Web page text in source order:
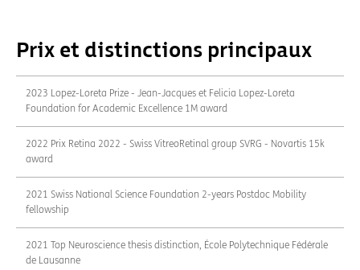
Prix et distinctions principaux
2023 Lopez-Loreta Prize - Jean-Jacques et Felicia Lopez-Loreta
Foundation for Academic Excellence 1M award
2022 Prix Retina 2022 - Swiss VitreoRetinal group SVRG - Novartis 15k
award
2021 Swiss National Science Foundation 2-years Postdoc Mobility
fellowship
2021 Top Neuroscience thesis distinction, École Polytechnique Fédérale
de Lausanne